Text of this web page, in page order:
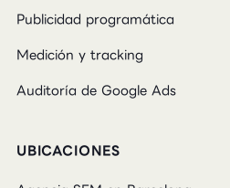
Publicidad programática
Medición y tracking
Auditoría de Google Ads
UBICACIONES